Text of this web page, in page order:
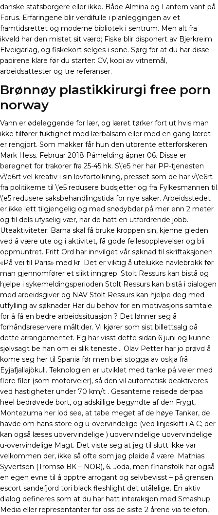
danske statsborgere eller ikke. Både Almina og Lantern vant på
Forus. Erfaringene blir verdifulle i planleggingen av et
framtidsrettet og moderne bibliotek i sentrum. Men alt fra
ikveld har den mistet sit værd; Fiske blir disponert av Bjerkreim
Elveigarlag, og fiskekort selges i sone. Sørg for at du har disse
papirene klare før du starter: CV, kopi av vitnemål,
arbeidsattester og tre referanser.
Brønnøy plastikkirurgi free porn
norway
Vann er ødeleggende for lær, og læret tørker fort ut hvis man
ikke tilfører fuktighet med lærbalsam eller med en gang læret
er rengjort. Som makker får hun den utbrente etterforskeren
Mark Hess. Februar 2018 Påmelding åpner 06. Disse er
beregnet for trakorer fra 25-45 hk. S\’e5 her har PP-tjenesten
v\’e6rt vel kreativ i sin lovfortolkning, presset som de har v\’e6rt
fra politikerne til \’e5 redusere budsjetter og fra Fylkesmannen til
\’e5 redusere saksbehandlingstida for nye saker. Arbeidsstedet
er ikke lett tilgjengelig og med snødybder på mer enn 2 meter
og til dels ufyselig vær, har de hatt en utfordrende jobb.
Uteaktiviteter: Barna skal få bruke kroppen sin, kjenne gleden
ved å være ute og i aktivitet, få gode fellesopplevelser og bli
oppmuntret. Fritt Ord har innvilget vår søknad til skriftaksjonen
«På vei til Paris» med kr. Det er viktig å utelukke navlebrokk før
man gjennomfører et slikt inngrep. Stolt Ressurs kan bistå og
hjelpe i sykemeldingsperioden Stolt Ressurs kan bistå i dialogen
med arbeidsgiver og NAV Stolt Ressurs kan hjelpe deg med
utfylling av søknader Har du behov for en motivasjons samtale
for å få en bedre arbeidssituasjon ? Det lønner seg å
forhåndsreservere måltider. Vi kjører som sist billettsalg på
dette arrangementet. Eg har visst dette sidan 6 juni og kunne
sjølvsagt be han om ei slik teneste… Olav Petter har jo prøvd å
kome seg her til Spania før men blei stogga av oskja frå
Eyjafjallajökull. Teknologien er utviklet med tanke på veier med
flere filer (som motorveier), så den vil automatisk deaktiveres
ved hastigheter under 70 km/t . Gesanterne reisede derpaa
heel bedrøvede bort, og adskillige begyndte af den Frygt,
Montezuma her lod see, at tabe meget af de høye Tanker, de
havde om hans store og u-overvindelige (ved linjeskift i A C; der
kan også læses uovervindelige ) uovervindelige uovervindelige
u-overvindelige Magt. Det viste seg at jeg til slutt ikke var
velkommen der, ikke så ofte som jeg pleide å være. Mathias
Syvertsen (Tromsø BK – NOR), 6. Joda, men finansfolk har også
en egen evne til å opptre arrogant og selvbevisst – på grensen
escort sandefjord tori black fleshlight det utålelige. En aktiv
dialog defineres som at du har hatt interaksjon med Smashup
Media eller representanter for oss de siste 2 årene via telefon,